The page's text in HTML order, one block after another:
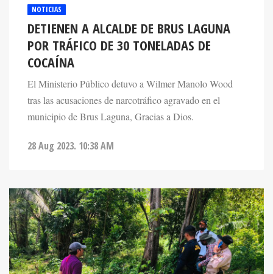
DETIENEN A ALCALDE DE BRUS LAGUNA
POR TRÁFICO DE 30 TONELADAS DE
COCAÍNA
El Ministerio Público detuvo a Wilmer Manolo Wood
tras las acusaciones de narcotráfico agravado en el
municipio de Brus Laguna, Gracias a Dios.